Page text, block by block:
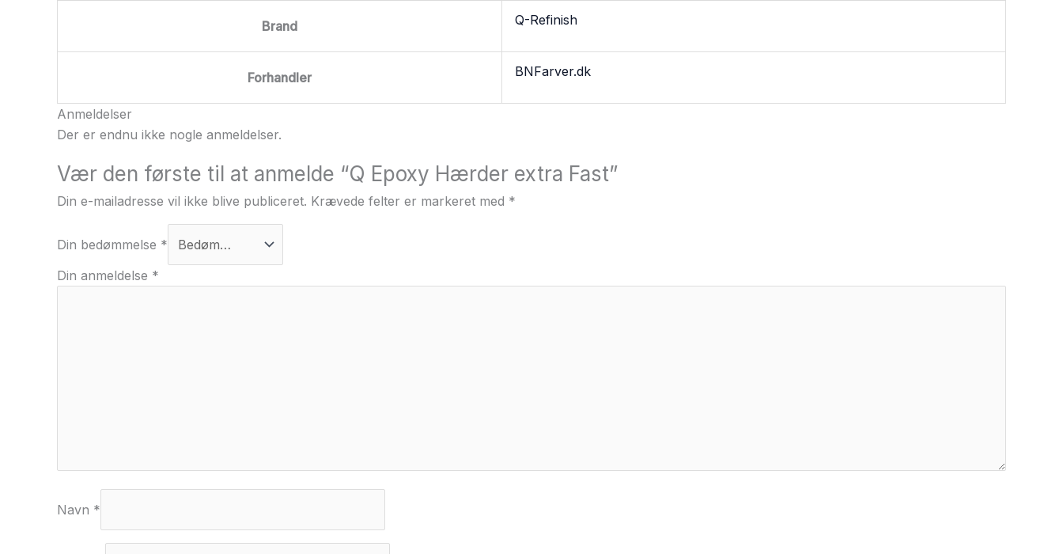
Brand Q-Refinish
Forhandler BNFarver.dk
Anmeldelser
Der er endnu ikke nogle anmeldelser.
Vær den første til at anmelde “Q Epoxy Hærder extra Fast”
Din e-mailadresse vil ikke blive publiceret. Krævede felter er markeret med *
Din bedømmelse *
Din anmeldelse *
Navn *